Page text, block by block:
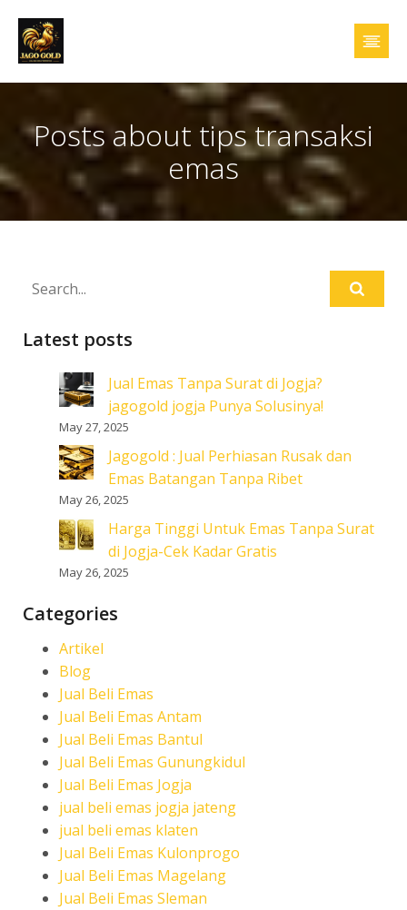
Posts about tips transaksi
emas
Latest posts
Jual Emas Tanpa Surat di Jogja?
jagogold jogja Punya Solusinya!
May 27, 2025
Jagogold : Jual Perhiasan Rusak dan
Emas Batangan Tanpa Ribet
May 26, 2025
Harga Tinggi Untuk Emas Tanpa Surat
di Jogja-Cek Kadar Gratis
May 26, 2025
Categories
Artikel
Blog
Jual Beli Emas
Jual Beli Emas Antam
Jual Beli Emas Bantul
Jual Beli Emas Gunungkidul
Jual Beli Emas Jogja
jual beli emas jogja jateng
jual beli emas klaten
Jual Beli Emas Kulonprogo
Jual Beli Emas Magelang
Jual Beli Emas Sleman